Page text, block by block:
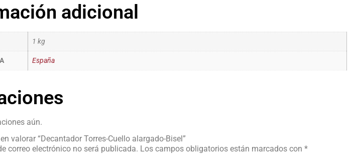
adicional
1 kg
España
aún.
valorar “Decantador Torres-Cuello alargado-Bisel”
correo electrónico no será publicada. Los campos obligatorios están marcados con *